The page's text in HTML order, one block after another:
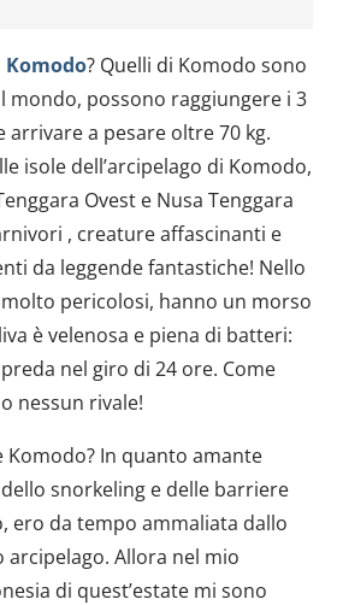
? Quelli di Komodo sono
mondo, possono raggiungere i 3
arrivare a pesare oltre 70 kg.
isole dell’arcipelago di Komodo,
Ovest e Nusa Tenggara
, creature affascinanti e
da leggende fantastiche! Nello
pericolosi, hanno un morso
è velenosa e piena di batteri:
nel giro di 24 ore. Come
nessun rivale!
Komodo? In quanto amante
snorkeling e delle barriere
ero da tempo ammaliata dallo
Allora nel mio
di quest’estate mi sono